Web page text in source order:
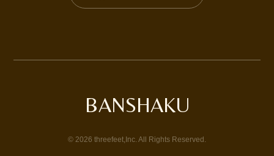
BANSHAKU
© 2026 threefeet,Inc. All Rights Reserved.